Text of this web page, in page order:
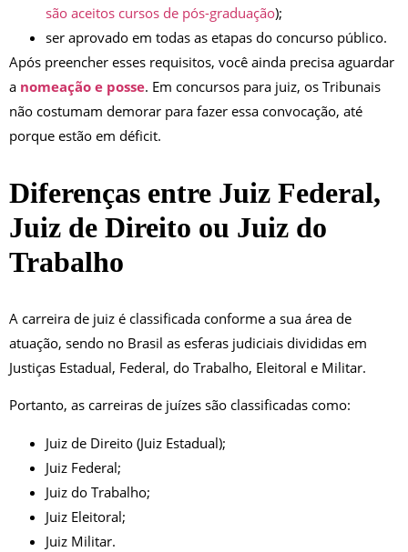
são aceitos cursos de pós-graduação);
ser aprovado em todas as etapas do concurso público.
Após preencher esses requisitos, você ainda precisa aguardar
a nomeação e posse. Em concursos para juiz, os Tribunais
não costumam demorar para fazer essa convocação, até
porque estão em déficit.
Diferenças entre Juiz Federal,
Juiz de Direito ou Juiz do
Trabalho
A carreira de juiz é classificada conforme a sua área de
atuação, sendo no Brasil as esferas judiciais divididas em
Justiças Estadual, Federal, do Trabalho, Eleitoral e Militar.
Portanto, as carreiras de juízes são classificadas como:
Juiz de Direito (Juiz Estadual);
Juiz Federal;
Juiz do Trabalho;
Juiz Eleitoral;
Juiz Militar.